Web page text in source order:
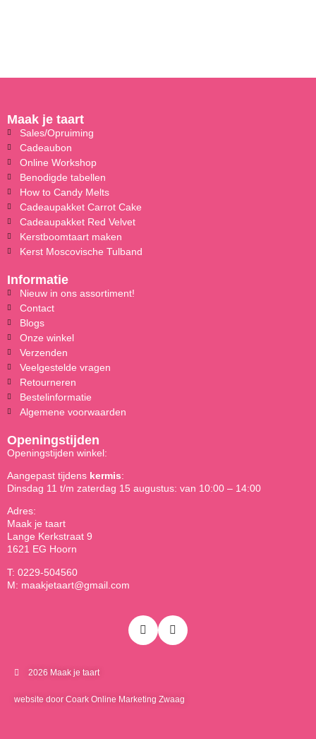
Maak je taart
Sales/Opruiming
Cadeaubon
Online Workshop
Benodigde tabellen
How to Candy Melts
Cadeaupakket Carrot Cake
Cadeaupakket Red Velvet
Kerstboomtaart maken
Kerst Moscovische Tulband
Informatie
Nieuw in ons assortiment!
Contact
Blogs
Onze winkel
Verzenden
Veelgestelde vragen
Retourneren
Bestelinformatie
Algemene voorwaarden
Openingstijden
Openingstijden winkel:
Aangepast tijdens kermis:
Dinsdag 11 t/m zaterdag 15 augustus: van 10:00 – 14:00
Adres:
Maak je taart
Lange Kerkstraat 9
1621 EG Hoorn
T: 0229-504560
M: maakjetaart@gmail.com
2026 Maak je taart
website door Coark Online Marketing Zwaag